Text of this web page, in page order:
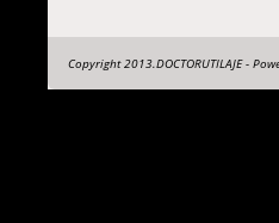
Copyright 2013.DOCTORUTILAJE -